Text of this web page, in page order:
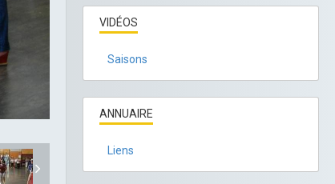
VIDÉOS
Saisons
ANNUAIRE
Liens